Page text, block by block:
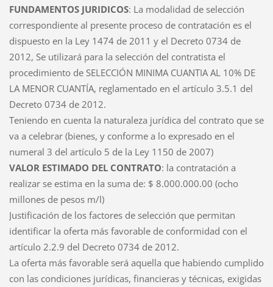
FUNDAMENTOS JURIDICOS: La modalidad de selección
correspondiente al presente proceso de contratación es el
dispuesto en la Ley 1474 de 2011 y el Decreto 0734 de
2012, Se utilizará para la selección del contratista el
procedimiento de SELECCIÓN MINIMA CUANTIA AL 10% DE
LA MENOR CUANTÍA, reglamentado en el artículo 3.5.1 del
Decreto 0734 de 2012.
Teniendo en cuenta la naturaleza jurídica del contrato que se
va a celebrar (bienes, y conforme a lo expresado en el
numeral 3 del artículo 5 de la Ley 1150 de 2007)
VALOR ESTIMADO DEL CONTRATO: la contratación a
realizar se estima en la suma de: $ 8.000.000.00 (ocho
millones de pesos m/l)
Justificación de los factores de selección que permitan
identificar la oferta más favorable de conformidad con el
artículo 2.2.9 del Decreto 0734 de 2012.
La oferta más favorable será aquella que habiendo cumplido
con las condiciones jurídicas, financieras y técnicas, exigidas